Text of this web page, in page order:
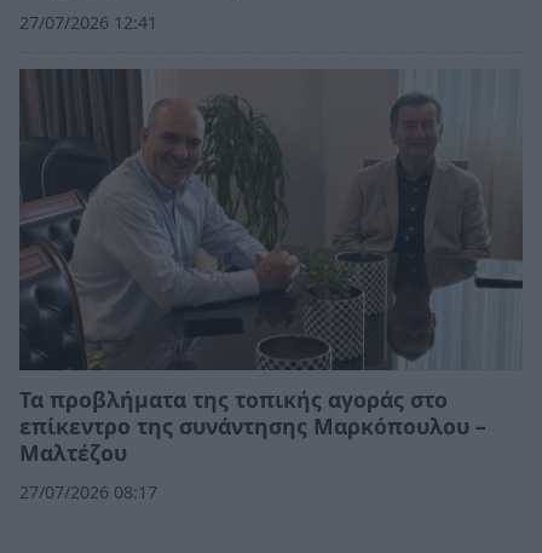
27/07/2026 12:41
Τα προβλήματα της τοπικής αγοράς στο
επίκεντρο της συνάντησης Μαρκόπουλου –
Μαλτέζου
27/07/2026 08:17